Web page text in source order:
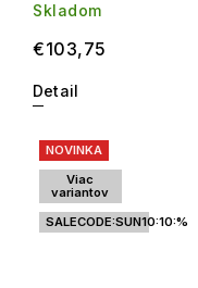
Skladom
€103,75
Detail
NOVINKA
Viac
variantov
SALECODE:SUN10:10:%